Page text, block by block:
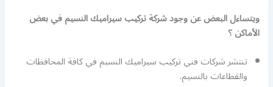
ويتساءل البعض عن وجود شركة تركيب سيراميك النسيم في بعض
الأماكن ؟
تنتشر شركات فني تركيب سيراميك النسيم في كافة المحافظات
والقطاعات بالنسيم.